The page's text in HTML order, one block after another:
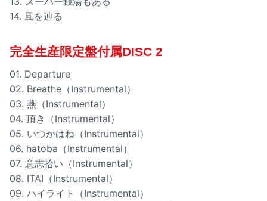
14. 風を辿る
完全生産限定盤付属DISC 2
01. Departure
02. Breathe（Instrumental）
03. 燕（Instrumental）
04. 頂き（Instrumental）
05. いつかはね（Instrumental）
06. hatoba（Instrumental）
07. 意志拾い（Instrumental）
08. ITAI（Instrumental）
09. ハイライト（Instrumental）